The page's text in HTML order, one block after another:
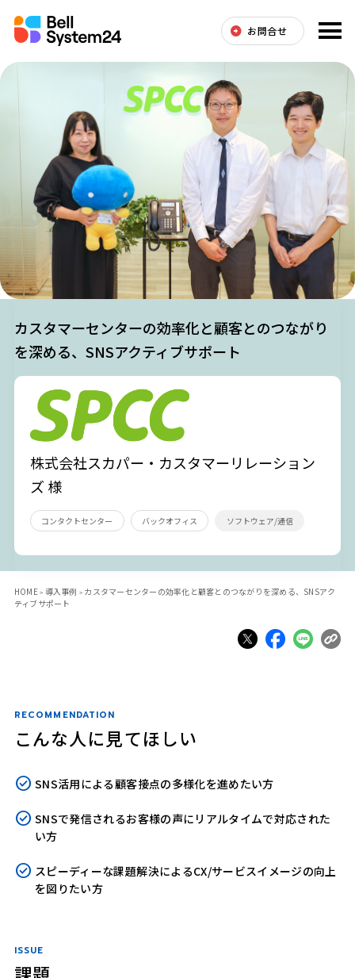
お問合せ
カスタマーセンターの効率化と顧客とのつながり
を深める、SNSアクティブサポート
株式会社スカパー・カスタマーリレーション
ズ 様
コンタクトセンター バックオフィス ソフトウェア/通信
HOME 導入事例
カスタマーセンターの効率化と顧客とのつながりを深める、SNSアク
ティブサポート
RECOMMENDATION
こんな人に見てほしい
SNS活用による顧客接点の多様化を進めたい方
SNSで発信されるお客様の声にリアルタイムで対応された
い方
スピーディーな課題解決によるCX/サービスイメージの向上
を図りたい方
ISSUE